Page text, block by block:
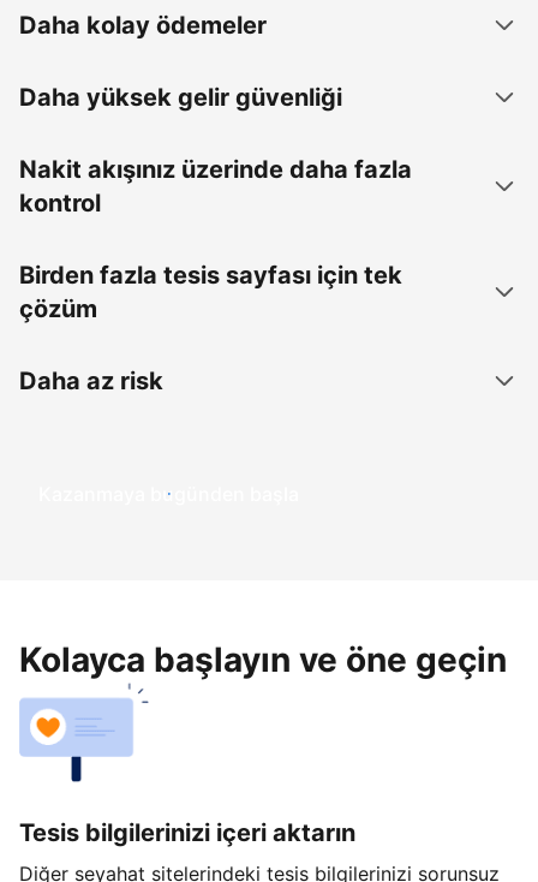
Daha kolay ödemeler
Daha yüksek gelir güvenliği
Nakit akışınız üzerinde daha fazla
kontrol
Birden fazla tesis sayfası için tek
çözüm
Daha az risk
Kazanmaya bugünden başla
Kolayca başlayın ve öne geçin
Tesis bilgilerinizi içeri aktarın
Diğer seyahat sitelerindeki tesis bilgilerinizi sorunsuz